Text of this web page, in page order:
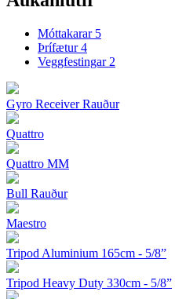
Móttakarar 5
Þrífætur4
Veggfestingar 2
Gyro Receiver Rauður
Quattro
Quattro MM
Bull Rauður
Maestro
Tripod Aluminium 165cm - 5/8”
Tripod Heavy Duty 330cm - 5/8”